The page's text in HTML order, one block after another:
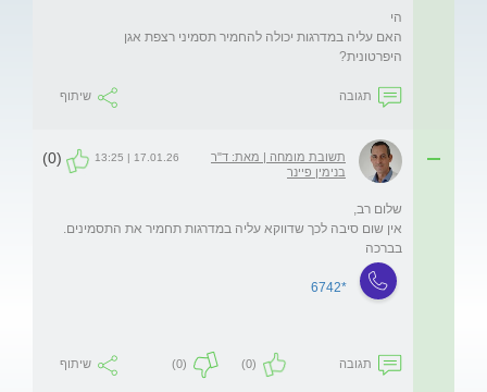
האם עליה במדרגות יכולה להחמיר תסמיני רצפת אגן
היפרטונית?
תגובה שיתוף
תשובת מומחה | מאת: ד"ר
בנימין פיינר
17.01.26 | 13:25
(0)
בברכה
*6742
תגובה (0)
(0) שיתוף